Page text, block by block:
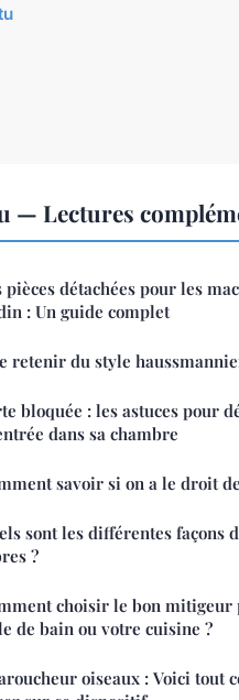
— Lectures
pièces détachées pour les
: Un guide complet
retenir du style
bloquée : les astuces pour
dans sa chambre
savoir si on a le droit
sont les différentes façons
?
choisir le bon mitigeur
de bain ou votre cuisine ?
oiseaux : Voici tout